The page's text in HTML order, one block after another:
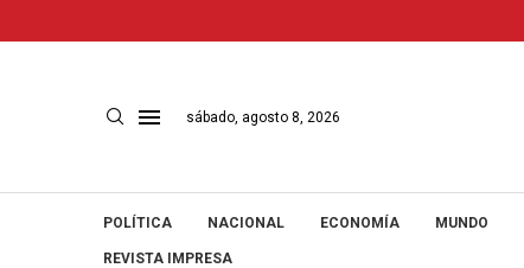
sábado, agosto 8, 2026
POLÍTICA NACIONAL ECONOMÍA MUNDO
REVISTA IMPRESA